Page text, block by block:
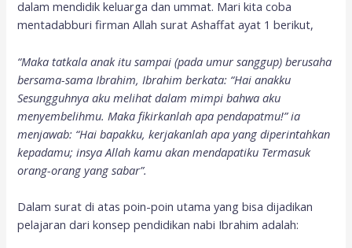
dalam mendidik keluarga dan ummat. Mari kita coba
mentadabburi firman Allah surat Ashaffat ayat 1 berikut,
“Maka tatkala anak itu sampai (pada umur sanggup) berusaha
bersama-sama Ibrahim, Ibrahim berkata: “Hai anakku
Sesungguhnya aku melihat dalam mimpi bahwa aku
menyembelihmu. Maka fikirkanlah apa pendapatmu!” ia
menjawab: “Hai bapakku, kerjakanlah apa yang diperintahkan
kepadamu; insya Allah kamu akan mendapatiku Termasuk
orang-orang yang sabar”.
Dalam surat di atas poin-poin utama yang bisa dijadikan
pelajaran dari konsep pendidikan nabi Ibrahim adalah: